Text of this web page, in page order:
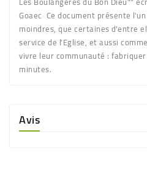
Goaec Ce document présente
moindres, que certaines d'entre
service de l'Eglise, et aussi
vivre leur communauté :
minutes.
Avis